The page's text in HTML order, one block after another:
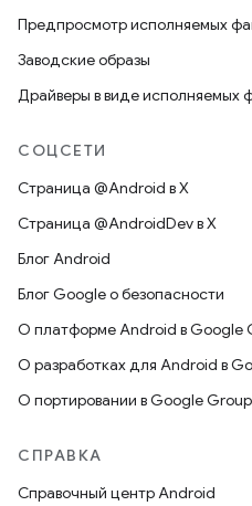
Предпросмотр исполняемых
Заводские образы
Драйверы в виде исполняемых
СОЦСЕТИ
Страница @Android в X
Страница @AndroidDev в X
Блог Android
Блог Google о безопасности
О платформе Android в Google
О разработках для Android в
О портировании в Google
СПРАВКА
Справочный центр Android